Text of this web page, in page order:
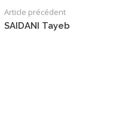
Article précédent
SAIDANI Tayeb